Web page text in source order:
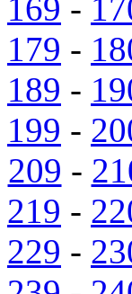
169 -
179 -
189 -
199 -
209 -
219 -
229 -